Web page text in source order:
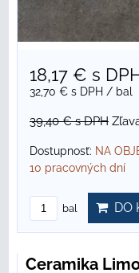
18,17 € s
32,70 € s DPH / bal
39,40 €s DPH
Dostupnosť: NA
10 pracovných dní
bal DO
Ceramika